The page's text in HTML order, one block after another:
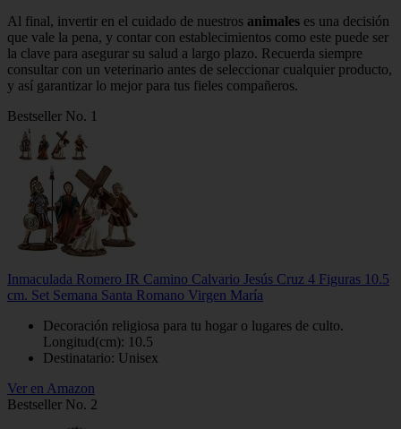
Al final, invertir en el cuidado de nuestros animales es una decisión
que vale la pena, y contar con establecimientos como este puede ser
la clave para asegurar su salud a largo plazo. Recuerda siempre
consultar con un veterinario antes de seleccionar cualquier producto,
y así garantizar lo mejor para tus fieles compañeros.
Bestseller No. 1
Inmaculada Romero IR Camino Calvario Jesús Cruz 4 Figuras 10.5
cm. Set Semana Santa Romano Virgen María
Decoración religiosa para tu hogar o lugares de culto.
Longitud(cm): 10.5
Destinatario: Unisex
Ver en Amazon
Bestseller No. 2